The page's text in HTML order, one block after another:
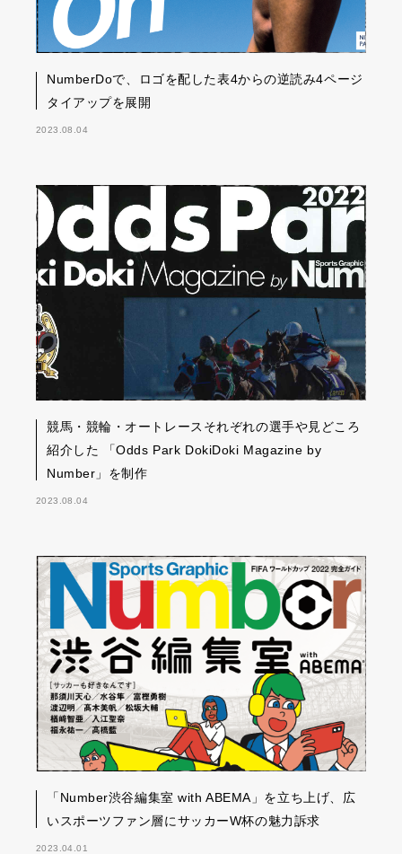
NumberDoで、ロゴを配した表4からの逆読み4ページ
タイアップを展開
2023.08.04
競馬・競輪・オートレースそれぞれの選手や見どころ
紹介した 「Odds Park DokiDoki Magazine by
Number」を制作
2023.08.04
「Number渋谷編集室 with ABEMA」を立ち上げ、広
いスポーツファン層にサッカーW杯の魅力訴求
2023.04.01